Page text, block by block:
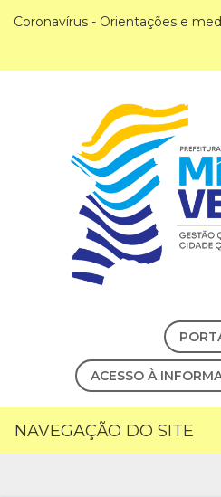
Coronavírus - Orientações e
ACESSO À
NAVEGAÇÃO DO SITE